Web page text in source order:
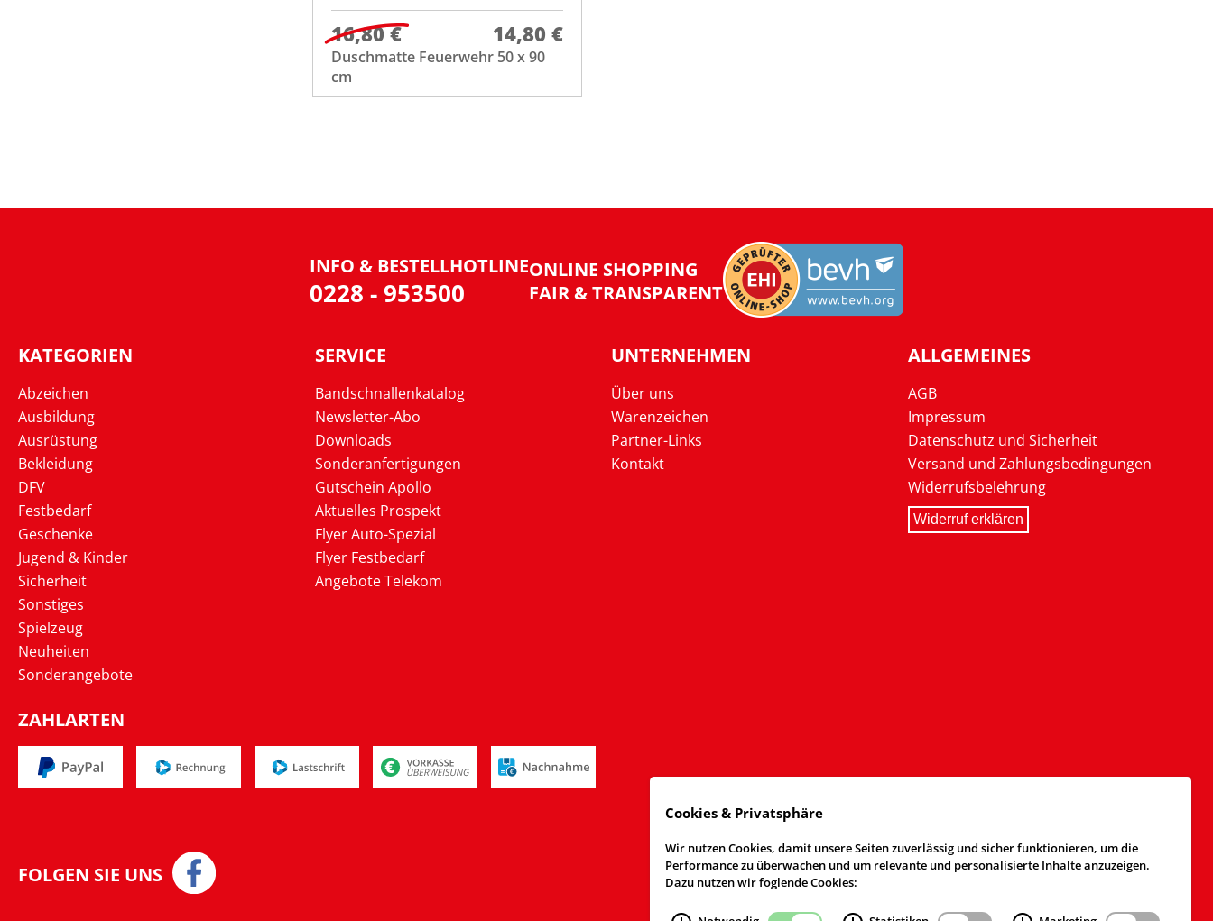
16,80 € 14,80 €
Duschmatte Feuerwehr 50 x 90
cm
INFO & BESTELLHOTLINE
0228 - 953500
ONLINE SHOPPING
FAIR & TRANSPARENT
KATEGORIEN
Abzeichen
Ausbildung
Ausrüstung
Bekleidung
DFV
Festbedarf
Geschenke
Jugend & Kinder
Sicherheit
Sonstiges
Spielzeug
Neuheiten
Sonderangebote
SERVICE
Bandschnallenkatalog
Newsletter-Abo
Downloads
Sonderanfertigungen
Gutschein Apollo
Aktuelles Prospekt
Flyer Auto-Spezial
Flyer Festbedarf
Angebote Telekom
UNTERNEHMEN
Über uns
Warenzeichen
Partner-Links
Kontakt
ALLGEMEINES
AGB
Impressum
Datenschutz und Sicherheit
Versand und Zahlungsbedingungen
Widerrufsbelehrung
Widerruf erklären
ZAHLARTEN
FOLGEN SIE UNS
Cookies & Privatsphäre
Wir nutzen Cookies, damit unsere Seiten zuverlässig und sicher funktionieren, um die
Performance zu überwachen und um relevante und personalisierte Inhalte anzuzeigen.
Dazu nutzen wir foglende Cookies: